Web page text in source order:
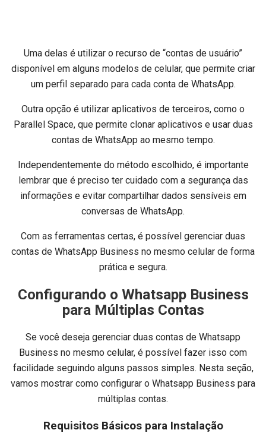
Uma delas é utilizar o recurso de “contas de usuário”
disponível em alguns modelos de celular, que permite criar
um perfil separado para cada conta de WhatsApp.
Outra opção é utilizar aplicativos de terceiros, como o
Parallel Space, que permite clonar aplicativos e usar duas
contas de WhatsApp ao mesmo tempo.
Independentemente do método escolhido, é importante
lembrar que é preciso ter cuidado com a segurança das
informações e evitar compartilhar dados sensíveis em
conversas de WhatsApp.
Com as ferramentas certas, é possível gerenciar duas
contas de WhatsApp Business no mesmo celular de forma
prática e segura.
Configurando o Whatsapp Business
para Múltiplas Contas
Se você deseja gerenciar duas contas de Whatsapp
Business no mesmo celular, é possível fazer isso com
facilidade seguindo alguns passos simples. Nesta seção,
vamos mostrar como configurar o Whatsapp Business para
múltiplas contas.
Requisitos Básicos para Instalação